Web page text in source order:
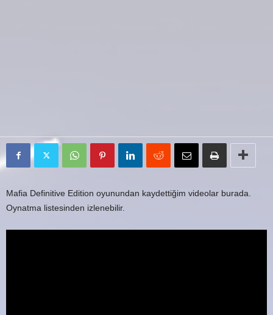
Mafia Definitive Edition oyunundan kaydettiğim videolar burada.
Oynatma listesinden izlenebilir.